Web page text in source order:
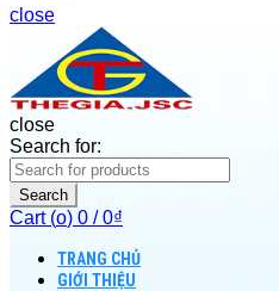
close
close
Search for:
Search
Cart (o) 0 / 0₫
TRANG CHỦ
GIỚI THIỆU